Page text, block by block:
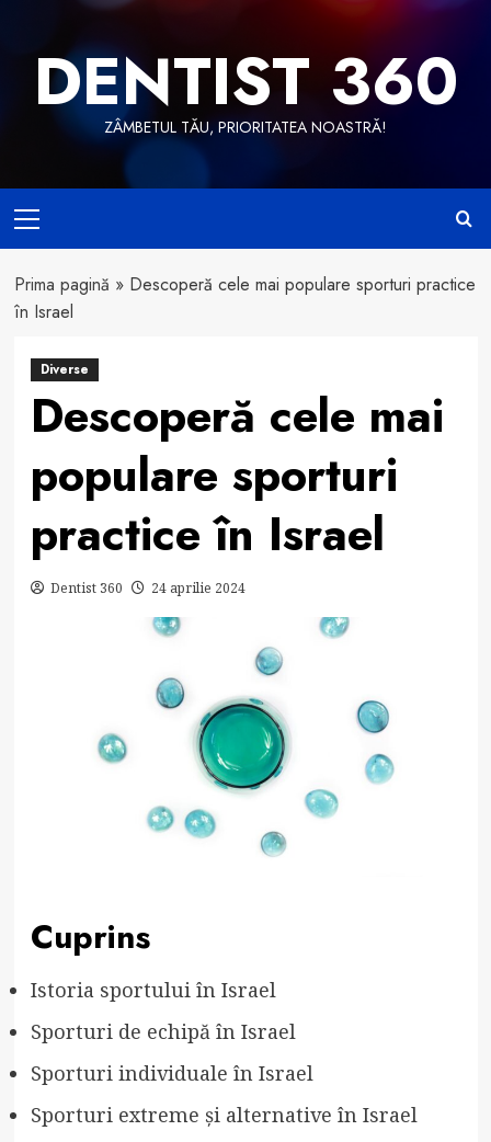
contentDENTIST 360
ZÂMBETUL TĂU, PRIORITATEA NOASTRĂ!
Menu
Prima pagină » Descoperă cele mai populare sporturi practice
în Israel
Diverse
Descoperă cele mai
populare sporturi
practice în Israel
Dentist 360 24 aprilie 2024
Cuprins
Istoria sportului în Israel
Sporturi de echipă în Israel
Sporturi individuale în Israel
Sporturi extreme și alternative în Israel